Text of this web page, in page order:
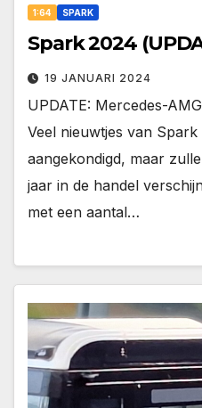
1:64 SPARK
Spark 2024
19 JANUARI 2024
UPDATE: Mercedes-
Veel nieuwtjes van
aangekondigd, maar
jaar in de handel
met een aantal…